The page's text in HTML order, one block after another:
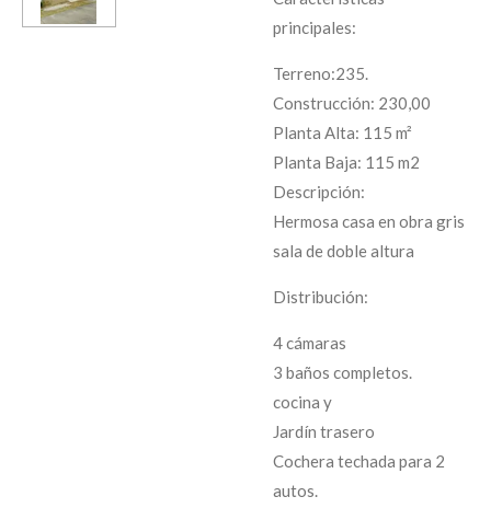
principales:
Terreno:235.
Construcción: 230,00
Planta Alta: 115 m²
Planta Baja: 115 m2
Descripción:
Hermosa casa en obra gris
sala de doble altura
Distribución:
4 cámaras
3 baños completos.
cocina y
Jardín trasero
Cochera techada para 2
autos.